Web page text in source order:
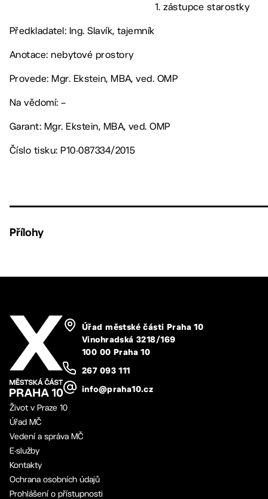
1. zástupce starostky
Předkladatel: Ing. Slavík, tajemník
Anotace: nebytové prostory
Provede: Mgr. Ekstein, MBA, ved. OMP
Na vědomí: –
Garant: Mgr. Ekstein, MBA, ved. OMP
Číslo tisku: P10-087334/2015
Přílohy
Úřad městské části Praha 10
Vinohradská 3218/169
100 00 Praha 10
267 093 111
info@praha10.cz
Život v Praze 10
Úřad MČ
Vedení a správa MČ
E-služby
Kontakty
Ochrana osobních údajů
Prohlášení o přístupnosti